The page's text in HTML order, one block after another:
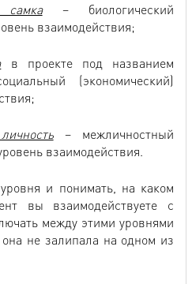
– биологический
взаимодействия;
в проекте под названием
(экономический)
– межличностный
взаимодействия.
и понимать, на каком
вы взаимодействуете с
между этими уровнями
не залипала на одном из